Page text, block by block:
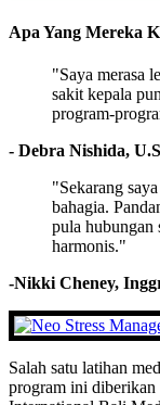
Apa Yang Mereka
"Saya merasa
sakit kepala
program-
- Debra Nishida,
"Sekarang
bahagia.
pula hubungan
harmonis."
-Nikki Cheney,
Salah satu latihan
program ini diberikan